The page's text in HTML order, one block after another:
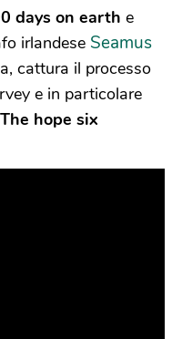
days on earth e
irlandese Seamus
cattura il processo
e in particolare
The hope six